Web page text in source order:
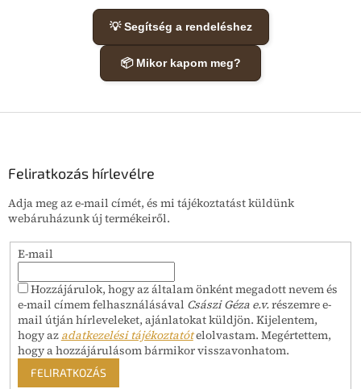
💡 Segítség a rendeléshez
📦 Mikor kapom meg?
Feliratkozás hírlevélre
Adja meg az e-mail címét, és mi tájékoztatást küldünk
webáruházunk új termékeiről.
E-mail
Hozzájárulok, hogy az általam önként megadott nevem és
e-mail címem felhasználásával Császi Géza e.v.részemre e-
mail útján hírleveleket, ajánlatokat küldjön. Kijelentem,
hogy az adatkezelési tájékoztatótelolvastam. Megértettem,
hogy a hozzájárulásom bármikor visszavonhatom.
FELIRATKOZÁS